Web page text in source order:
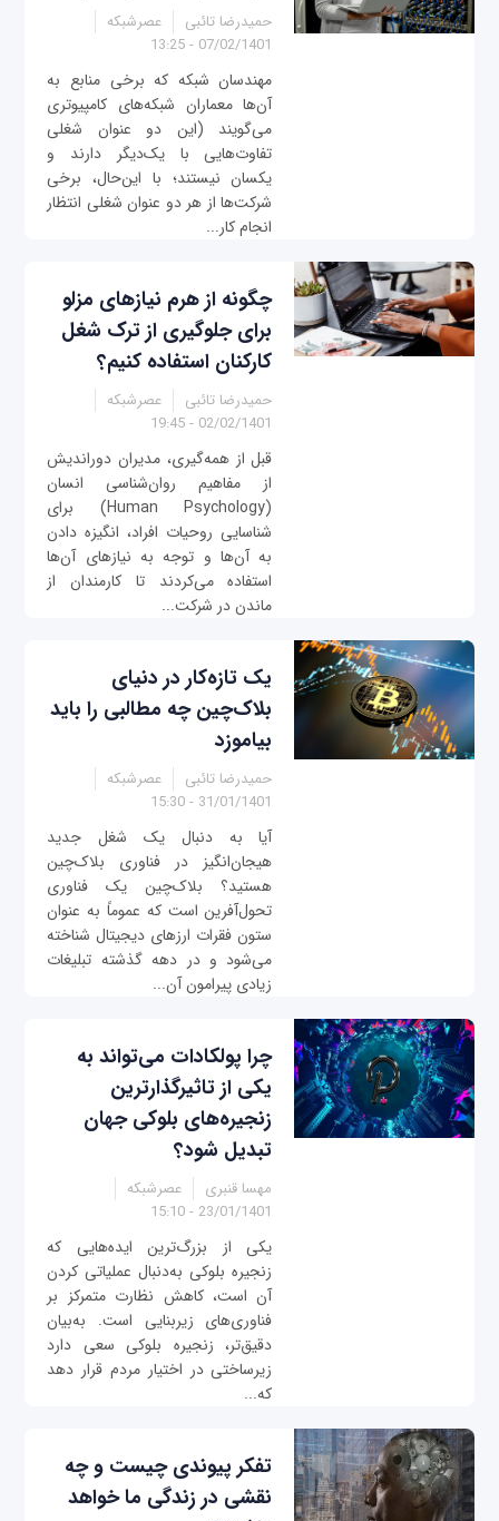
حمیدرضا تائبی
عصرشبکه
07/02/1401 - 13:25
مهندسان شبکه که برخی منابع به
آن‌ها معماران شبکه‌‌های کامپیوتری
می‌گویند (این دو عنوان شغلی
تفاوت‌هایی با یک‌دیگر دارند و
یکسان نیستند؛ با این‌حال، برخی
شرکت‌ها از هر دو عنوان شغلی انتظار
انجام کار...
چگونه از هرم نیازهای مزلو
برای جلوگیری از ترک شغل
کارکنان استفاده کنیم؟
حمیدرضا تائبی
عصرشبکه
02/02/1401 - 19:45
قبل از همه‌گیری، مدیران دوراندیش
از مفاهیم روان‌شناسی انسان
(Human Psychology) برای
شناسایی روحیات افراد، انگیزه دادن
به آن‌ها و توجه به نیازهای آن‌ها
استفاده می‌کردند تا کارمندان از
ماندن در شرکت...
یک تازه‌کار در دنیای
بلاک‌چین چه مطالبی را باید
بیاموزد
حمیدرضا تائبی
عصرشبکه
31/01/1401 - 15:30
آیا به دنبال یک شغل جدید
هیجان‌انگیز در فناوری بلاک‌چین
هستید؟ بلاک‌چین یک فناوری
تحول‌آفرین است که عموماً به عنوان
ستون فقرات ارزهای دیجیتال شناخته
می‌شود و در دهه گذشته تبلیغات
زیادی پیرامون آن...
چرا پولکادات می‌تواند به
یکی از تاثیرگذارترین
زنجیره‌های بلوکی جهان
تبدیل شود؟
مهسا قنبری
عصرشبکه
23/01/1401 - 15:10
یکی از بزرگ‌ترین ایده‌هایی که
زنجیره بلوکی به‌دنبال عملیاتی کردن
آن است، کاهش نظارت متمرکز بر
فناوری‌های زیربنایی است. به‌بیان
دقیق‌تر، زنجیره بلوکی سعی دارد
زیرساختی در اختیار مردم قرار دهد
که...
تفکر پیوندی چیست و چه
نقشی در زندگی ما خواهد